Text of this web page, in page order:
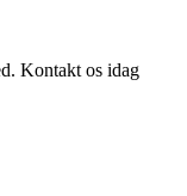
Kontakt os idag